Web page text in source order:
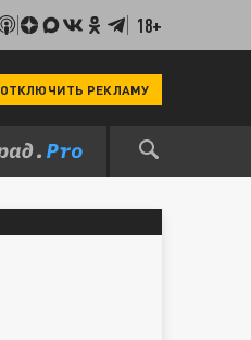
18+
ОТКЛЮЧИТЬ РЕКЛАМУ